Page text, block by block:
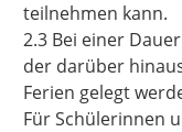
teilnehmen kann.
2.3 Bei einer
der darüber
Ferien gelegt
Für Schülerinnen